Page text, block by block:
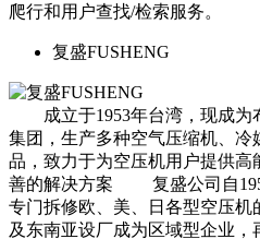
爬行和用户查找/检索服务。
复盛FUSHENG
成立于1953年台湾，现成为
集团，生产多种空气压缩机、
品，致力于为空压机用户提供
善的解决方案 复盛公司自
专门拆修欧、美、日各型空压
及东南亚设厂成为区域型企业